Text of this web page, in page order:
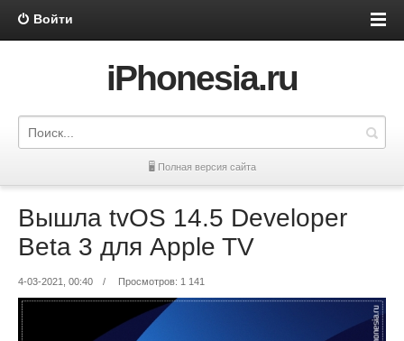
Войти
iPhonesia.ru
🖥 Полная версия сайта
Вышла tvOS 14.5 Developer
Beta 3 для Apple TV
4-03-2021, 00:40 / Просмотров: 1 141